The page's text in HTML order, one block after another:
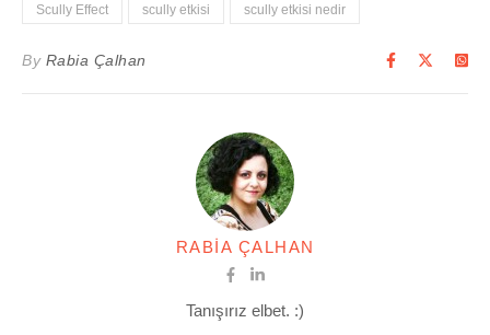
Scully Effect scully etkisi scully etkisi nedir
By Rabia Çalhan
RABIA ÇALHAN
Tanışırız elbet. :)